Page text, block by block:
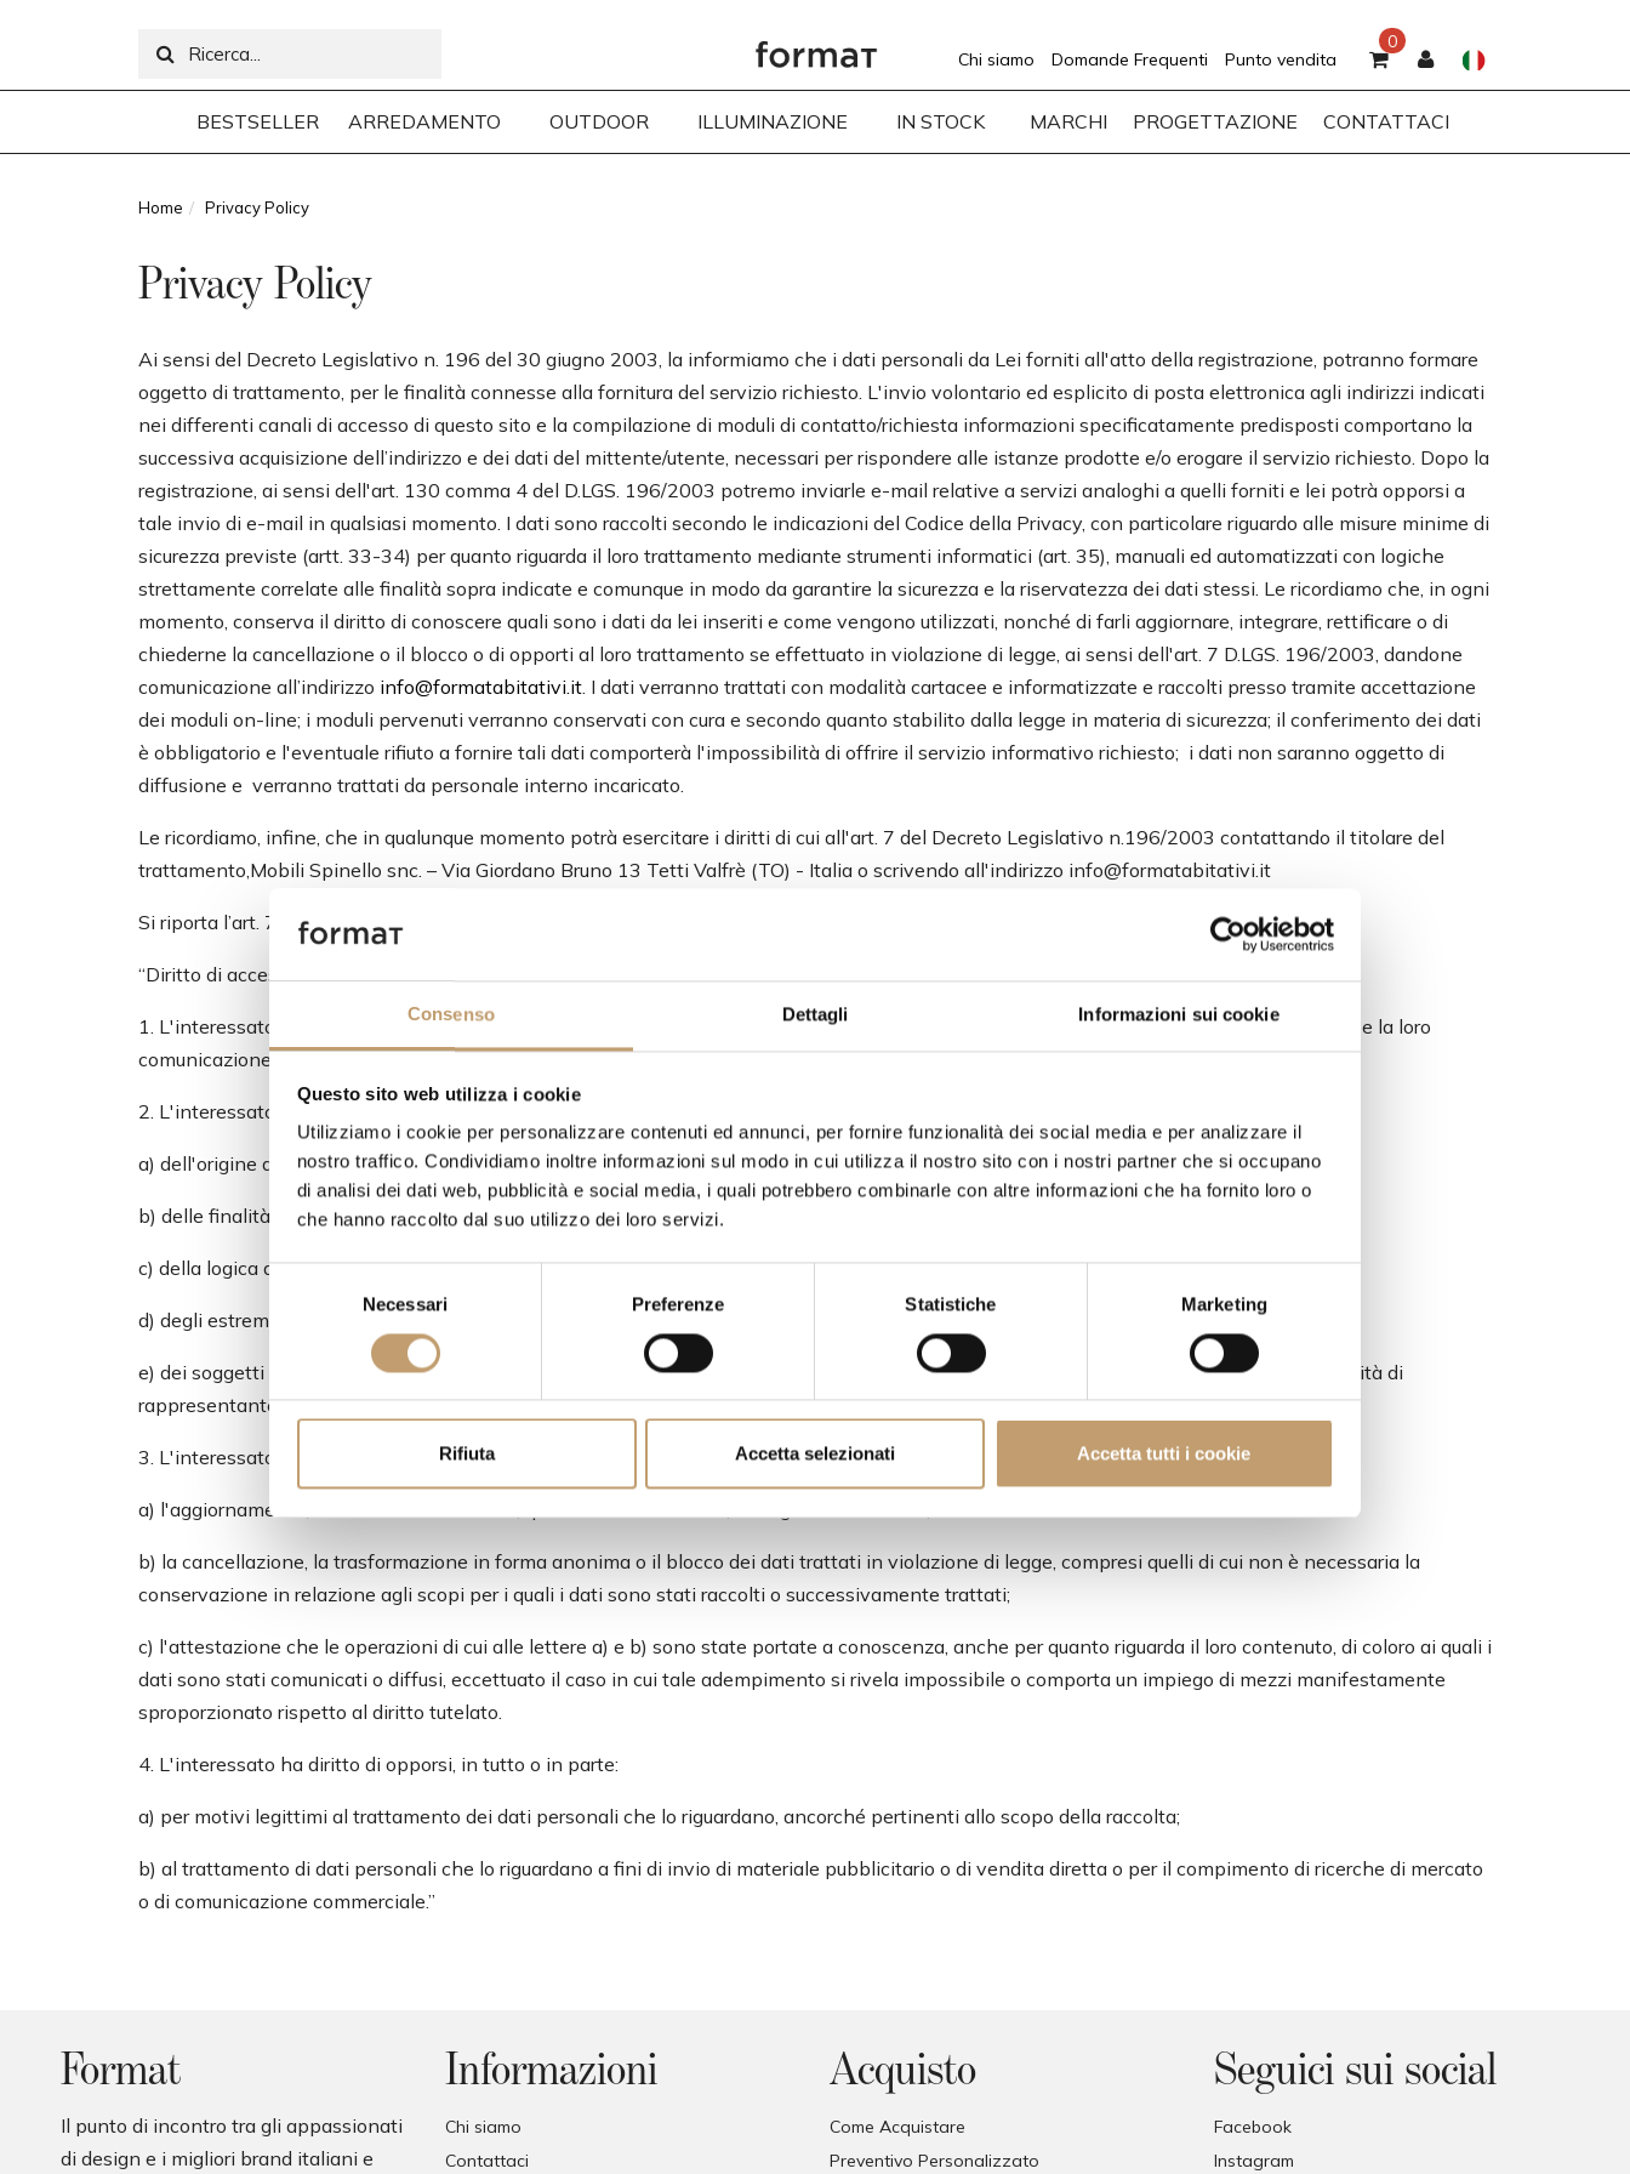
Consenso Dettagli Informazioni sui cookie
Questo sito web utilizza i cookie
Utilizziamo i cookie per personalizzare contenuti ed annunci, per fornire funzionalità dei social media e per analizzare il
nostro traffico. Condividiamo inoltre informazioni sul modo in cui utilizza il nostro sito con i nostri partner che si occupano
di analisi dei dati web, pubblicità e social media, i quali potrebbero combinarle con altre informazioni che ha fornito loro o
che hanno raccolto dal suo utilizzo dei loro servizi.
S
o
e
e
o
n
s
n
o
Necessari Preferenze Statistiche Marketing
Rifiuta Accetta selezionati Accetta tutti i cookie
0
Chi siamo Domande Frequenti Punto vendita
BESTSELLER ARREDAMENTO OUTDOOR ILLUMINAZIONE IN STOCK MARCHI PROGETTAZIONE CONTATTACI
Home Privacy Policy
Privacy Policy
Ai sensi del Decreto Legislativo n. 196 del 30 giugno 2003, la informiamo che i dati personali da Lei forniti all'atto della registrazione, potranno formare
oggetto di trattamento, per le finalità connesse alla fornitura del servizio richiesto. L'invio volontario ed esplicito di posta elettronica agli indirizzi indicati
nei differenti canali di accesso di questo sito e la compilazione di moduli di contatto/richiesta informazioni specificatamente predisposti comportano la
successiva acquisizione dell’indirizzo e dei dati del mittente/utente, necessari per rispondere alle istanze prodotte e/o erogare il servizio richiesto. Dopo la
registrazione, ai sensi dell'art. 130 comma 4 del D.LGS. 196/2003 potremo inviarle e-mail relative a servizi analoghi a quelli forniti e lei potrà opporsi a
tale invio di e-mail in qualsiasi momento. I dati sono raccolti secondo le indicazioni del Codice della Privacy, con particolare riguardo alle misure minime di
sicurezza previste (artt. 33-34) per quanto riguarda il loro trattamento mediante strumenti informatici (art. 35), manuali ed automatizzati con logiche
strettamente correlate alle finalità sopra indicate e comunque in modo da garantire la sicurezza e la riservatezza dei dati stessi. Le ricordiamo che, in ogni
momento, conserva il diritto di conoscere quali sono i dati da lei inseriti e come vengono utilizzati, nonché di farli aggiornare, integrare, rettificare o di
chiederne la cancellazione o il blocco o di opporti al loro trattamento se effettuato in violazione di legge, ai sensi dell'art. 7 D.LGS. 196/2003, dandone
comunicazione all’indirizzo info@formatabitativi.it. I dati verranno trattati con modalità cartacee e informatizzate e raccolti presso tramite accettazione
dei moduli on-line; i moduli pervenuti verranno conservati con cura e secondo quanto stabilito dalla legge in materia di sicurezza; il conferimento dei dati
è obbligatorio e l'eventuale rifiuto a fornire tali dati comporterà l'impossibilità di offrire il servizio informativo richiesto; i dati non saranno oggetto di
diffusione e verranno trattati da personale interno incaricato.
Le ricordiamo, infine, che in qualunque momento potrà esercitare i diritti di cui all'art. 7 del Decreto Legislativo n.196/2003 contattando il titolare del
trattamento,Mobili Spinello snc. – Via Giordano Bruno 13 Tetti Valfrè (TO) - Italia o scrivendo all'indirizzo info@formatabitativi.it
Si riporta l’art. 7 del Decreto Legislativo n.196/2003:
“Diritto di accesso ai dati personali ed altri diritti.
1. L'interessato ha diritto di ottenere la conferma dell'esistenza o meno di dati personali che lo riguardano, anche se non ancora registrati, e la loro
comunicazione in forma intelligibile.
2. L'interessato ha diritto di ottenere l'indicazione:
a) dell'origine dei dati personali;
b) delle finalità e modalità del trattamento;
c) della logica applicata in caso di trattamento effettuato con l'ausilio di strumenti elettronici;
d) degli estremi identificativi del titolare, dei responsabili e del rappresentante designato ai sensi dell'articolo 5, comma 2;
e) dei soggetti o delle categorie di soggetti ai quali i dati personali possono essere comunicati o che possono venirne a conoscenza in qualità di
rappresentante designato nel territorio dello Stato, di responsabili o incaricati.
3. L'interessato ha diritto di ottenere:
a) l'aggiornamento, la rettificazione ovvero, quando vi ha interesse, l'integrazione dei dati;
b) la cancellazione, la trasformazione in forma anonima o il blocco dei dati trattati in violazione di legge, compresi quelli di cui non è necessaria la
conservazione in relazione agli scopi per i quali i dati sono stati raccolti o successivamente trattati;
c) l'attestazione che le operazioni di cui alle lettere a) e b) sono state portate a conoscenza, anche per quanto riguarda il loro contenuto, di coloro ai quali i
dati sono stati comunicati o diffusi, eccettuato il caso in cui tale adempimento si rivela impossibile o comporta un impiego di mezzi manifestamente
sproporzionato rispetto al diritto tutelato.
4. L'interessato ha diritto di opporsi, in tutto o in parte:
a) per motivi legittimi al trattamento dei dati personali che lo riguardano, ancorché pertinenti allo scopo della raccolta;
b) al trattamento di dati personali che lo riguardano a fini di invio di materiale pubblicitario o di vendita diretta o per il compimento di ricerche di mercato
o di comunicazione commerciale.”
Format
Il punto di incontro tra gli appassionati
di design e i migliori brand italiani e
Informazioni
Chi siamo
Contattaci
Acquisto
Come Acquistare
Preventivo Personalizzato
Seguici sui social
Facebook
Instagram